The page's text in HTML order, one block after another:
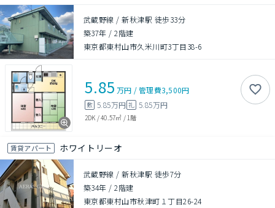
武蔵野線 / 新秋津駅 徒歩33分
築37年 /2階建
東京都東村山市久米川町3丁目38-6
5.85 万円 /管理費3,500円
敷 5.85万円 礼 5.85万円
2DK /40.57㎡ / 1階
賃貸アパート ホワイトリーオ
武蔵野線 / 新秋津駅 徒歩7分
築34年 /2階建
東京都東村山市秋津町１丁目26-24